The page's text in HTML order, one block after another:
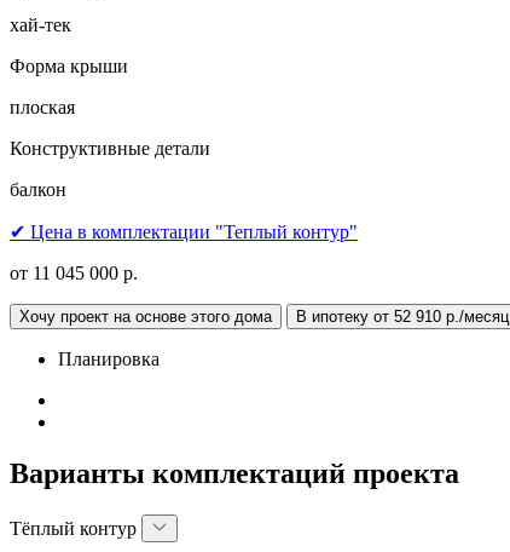
хай-тек
Форма крыши
плоская
Конструктивные детали
балкон
✔ Цена в комплектации "Теплый контур"
от 11 045 000 р.
Хочу проект на основе этого дома В ипотеку от 52 910 р./месяц
Планировка
Варианты комплектаций проекта
Тёплый контур